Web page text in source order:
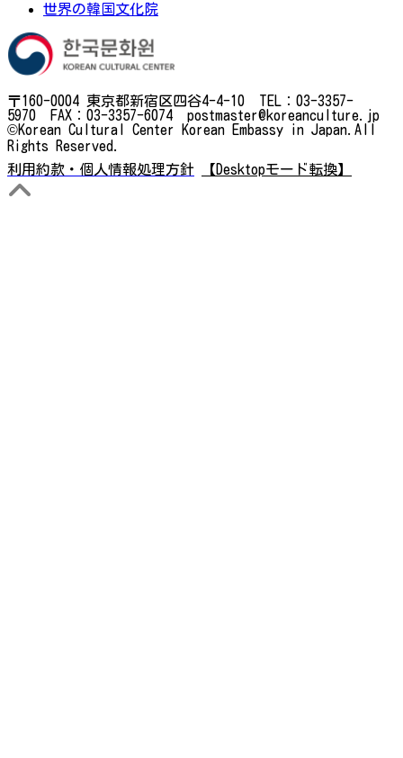
世界の韓国文化院
〒160-0004 東京都新宿区四谷4-4-10 TEL：03-3357-
5970 FAX：03-3357-6074 postmaster@koreanculture.jp
©Korean Cultural Center Korean Embassy in Japan.All
Rights Reserved.
利用約款・個人情報処理方針
【Desktopモード転換】